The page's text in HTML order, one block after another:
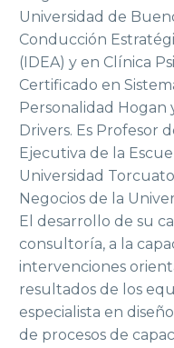
Universidad de
Conducción
(IDEA) y en Clínica
Certificado en
Personalidad Hogan
Drivers. Es Profesor
Ejecutiva de la
Universidad
Negocios de la
El desarrollo de su
consultoría, a la
intervenciones
resultados de los
especialista en
de procesos de